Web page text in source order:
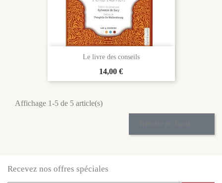
Le livre des conseils
Prix
14,00 €
Affichage 1-5 de 5 article(s)
Recevez nos offres spéciales